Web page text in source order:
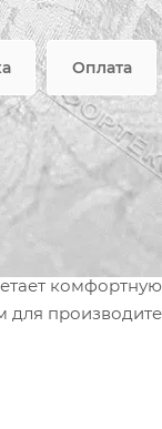
Оплата
чему
комфортную